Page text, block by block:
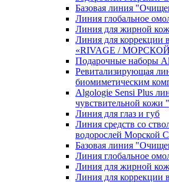
Базовая линия
Линия глобальное
Линия для жирной
Линия для коррекции
«RIVAGE /
Подарочные наборы
Ревитализирующая
биомиметическим
Algologie Sensi Plus
чувcтвительной
Линия для глаз и губ
Линия средств со
водорослей Морской
Базовая линия
Линия глобальное
Линия для жирной
Линия для коррекции